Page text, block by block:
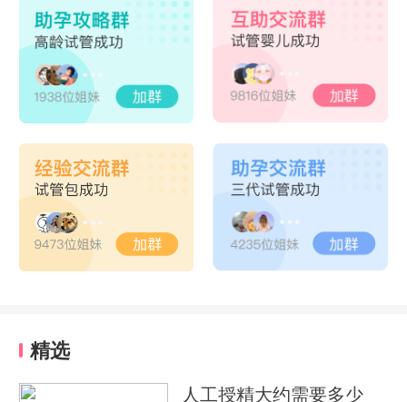
精选
人工授精大约需要多少